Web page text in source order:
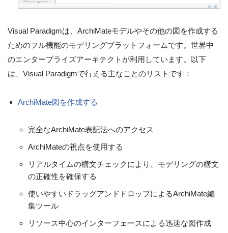
Visual Paradigmは、ArchiMateモデルやその他の図を作成する
ためのフル機能のモデリングプラットフォームです。世界中
のエンタープライズアーキテクトが利用しています。以下
は、Visual Paradigmで行える主なことのリストです：
ArchiMate図を作成する
完全なArchiMate表記法へのアクセス
ArchiMateの視点を使用する
リアルタイムの構文チェックにより、モデリングの構文
の正確性を確保する
使いやすいドラッグアンドドロップによるArchiMate編
集ツール
リソース中心のインターフェースによる迅速な図作成